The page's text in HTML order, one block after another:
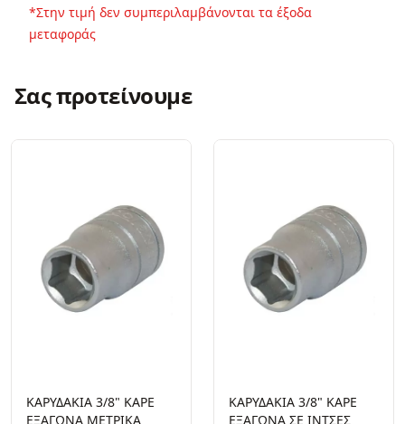
*Στην τιμή δεν συμπεριλαμβάνονται τα έξοδα
μεταφοράς
Σας προτείνουμε
ΚΑΡΥΔΑΚΙΑ 3/8" ΚΑΡΕ
ΕΞΑΓΩΝΑ ΜΕΤΡΙΚΑ
ΚΑΡΥΔΑΚΙΑ 3/8" ΚΑΡΕ
ΕΞΑΓΩΝΑ ΣΕ ΙΝΤΣΕΣ